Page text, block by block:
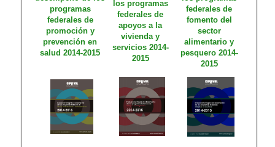
programas
federales de
promoción y
prevención en
salud 2014-2015
los programas
federales de
apoyos a la
vivienda y
servicios 2014-
2015
federales de
fomento del
sector
alimentario y
pesquero 2014-
2015​